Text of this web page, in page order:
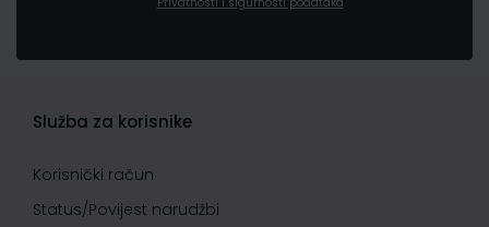
Služba za korisnike
Korisnički račun
Status/Povijest narudžbi